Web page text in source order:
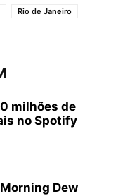
Rio de Janeiro
milhões de
no Spotify
Dew